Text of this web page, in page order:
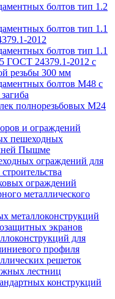
болтов тип 1.2
болтов тип 1.1
2012
болтов тип 1.1
ГОСТ 24379.1-2012 с
резьбы 300 мм
болтов М48 с
полнорезьбовых М24
и ограждений
пешеходных
Пышме
ограждений для
ограждений
металлического
металлоконструкций
экранов
для
профиля
решеток
лестниц
конструкций